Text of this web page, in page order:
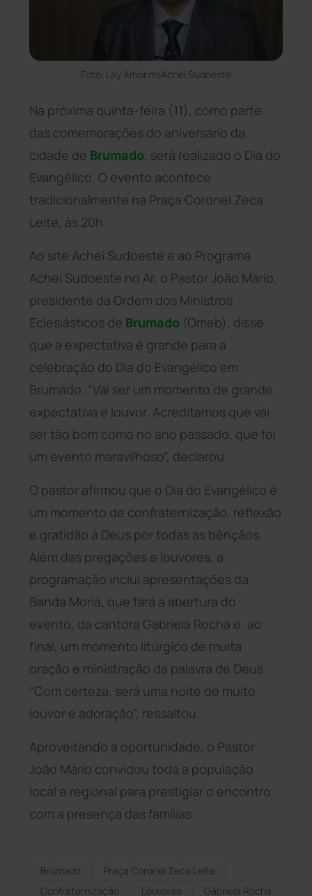
Foto: Lay Amorim/Achei Sudoeste
Na próxima quinta-feira (11), como parte
das comemorações do aniversário da
cidade de Brumado, será realizado o Dia do
Evangélico. O evento acontece
tradicionalmente na Praça Coronel Zeca
Leite, às 20h.
Ao site Achei Sudoeste e ao Programa
Achei Sudoeste no Ar, o Pastor João Mário,
presidente da Ordem dos Ministros
Eclesiásticos de Brumado (Omeb), disse
que a expectativa é grande para a
celebração do Dia do Evangélico em
Brumado. “Vai ser um momento de grande
expectativa e louvor. Acreditamos que vai
ser tão bom como no ano passado, que foi
um evento maravilhoso”, declarou.
O pastor afirmou que o Dia do Evangélico é
um momento de confraternização, reflexão
e gratidão à Deus por todas as bênçãos.
Além das pregações e louvores, a
programação inclui apresentações da
Banda Moriá, que fará a abertura do
evento, da cantora Gabriela Rocha e, ao
final, um momento litúrgico de muita
oração e ministração da palavra de Deus.
“Com certeza, será uma noite de muito
louvor e adoração”, ressaltou.
Aproveitando a oportunidade, o Pastor
João Mário convidou toda a população
local e regional para prestigiar o encontro
com a presença das famílias.
Brumado
Praça Coronel Zeca Leite
Confraternização
Louvores Gabriela Rocha